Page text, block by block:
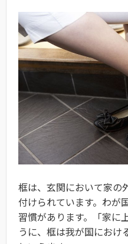
框は、玄関において家の
付けられています。わが
習慣があります。「家に
うに、框は我が国におけ